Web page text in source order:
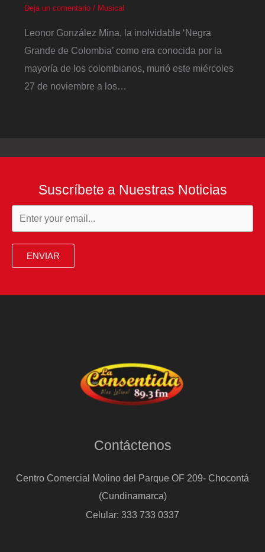
Deja un comentario / Musical
Leonor González Mina, la inolvidable ‘Negra
Grande de Colombia’ como era conocida por la
mayoría de los colombianos, murió este miércoles
27 de noviembre a los…
Suscríbete a Nuestras Noticias
ENVIAR
Contáctenos
Centro Comercial Molino del Parque OF 209- Chocontá
(Cundinamarca)
Celular: 333 733 0337